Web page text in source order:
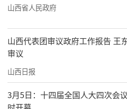
一”措施，坚持“一村一策
盾纠纷集中村，由信访部
委员会开展集中攻坚；对
请农业农村部门量身定制
问题真解决、整顿“不贰过
五寨县小河头镇小武
山西省人民政府
山西代表团审议政府工作报告 王
审议
山西日报
3月5日：十四届全国人大四次会